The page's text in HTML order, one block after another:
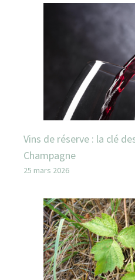
Vins de réserve : la clé
Champagne
25 mars 2026